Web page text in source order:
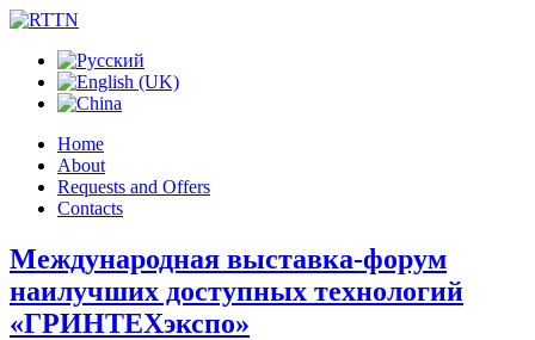
Home
About
Requests and Offers
Contacts
Международная выставка-форум
наилучших доступных технологий
«ГРИНТЕХэкспо»